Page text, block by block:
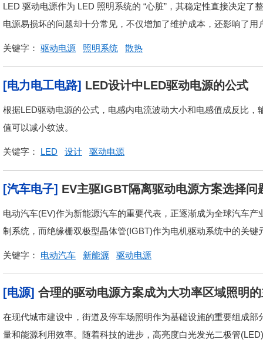
LED 驱动电源作为 LED 照明系统的 “心脏”，其稳定性直接决定
电源易损坏的问题却十分常见，不仅增加了维护成本，还影响了
关键字： 驱动电源 照明系统 散热
[电力电工电路] LED设计中LED驱动电源的公式
根据LED驱动电源的公式，电感内电流波动大小和电感值成反比
值可以减小纹波。
关键字： LED 设计 驱动电源
[汽车电子] EV主驱IGBT隔离驱动电源方案选择问
电动汽车(EV)作为新能源汽车的重要代表，正逐渐成为全球汽车
制系统，而绝缘栅双极型晶体管(IGBT)作为电机驱动系统中的关
关键字： 电动汽车 新能源 驱动电源
[电源] 合理的驱动电源方案成为大功率区域照明
在现代城市建设中，街道及停车场照明作为基础设施的重要组成
量和能源利用效率。随着科技的进步，高亮度白光发光二极管